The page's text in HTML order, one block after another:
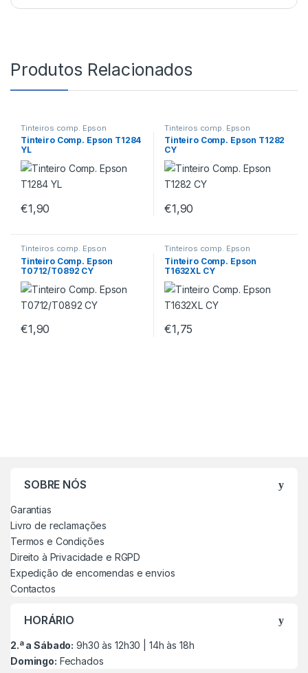
Produtos Relacionados
Tinteiros comp. Epson
Tinteiro Comp. Epson T1284
YL
€1,90
Tinteiros comp. Epson
Tinteiro Comp. Epson T1282
CY
€1,90
Tinteiros comp. Epson
Tinteiro Comp. Epson
T0712/T0892 CY
€1,90
Tinteiros comp. Epson
Tinteiro Comp. Epson
T1632XL CY
€1,75
SOBRE NÓS
Garantias
Livro de reclamações
Termos e Condições
Direito à Privacidade e RGPD
Expedição de encomendas e envios
Contactos
HORÁRIO
2.ª a Sábado: 9h30 às 12h30 | 14h às 18h
Domingo: Fechados